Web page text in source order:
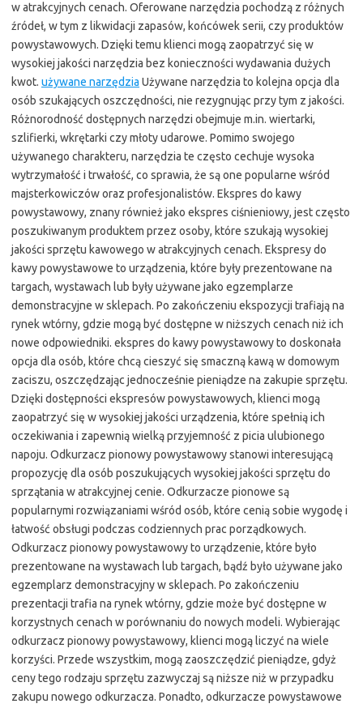
w atrakcyjnych cenach. Oferowane narzędzia pochodzą z różnych
źródeł, w tym z likwidacji zapasów, końcówek serii, czy produktów
powystawowych. Dzięki temu klienci mogą zaopatrzyć się w
wysokiej jakości narzędzia bez konieczności wydawania dużych
kwot. używane narzędzia Używane narzędzia to kolejna opcja dla
osób szukających oszczędności, nie rezygnując przy tym z jakości.
Różnorodność dostępnych narzędzi obejmuje m.in. wiertarki,
szlifierki, wkrętarki czy młoty udarowe. Pomimo swojego
używanego charakteru, narzędzia te często cechuje wysoka
wytrzymałość i trwałość, co sprawia, że są one popularne wśród
majsterkowiczów oraz profesjonalistów. Ekspres do kawy
powystawowy, znany również jako ekspres ciśnieniowy, jest często
poszukiwanym produktem przez osoby, które szukają wysokiej
jakości sprzętu kawowego w atrakcyjnych cenach. Ekspresy do
kawy powystawowe to urządzenia, które były prezentowane na
targach, wystawach lub były używane jako egzemplarze
demonstracyjne w sklepach. Po zakończeniu ekspozycji trafiają na
rynek wtórny, gdzie mogą być dostępne w niższych cenach niż ich
nowe odpowiedniki. ekspres do kawy powystawowy to doskonała
opcja dla osób, które chcą cieszyć się smaczną kawą w domowym
zaciszu, oszczędzając jednocześnie pieniądze na zakupie sprzętu.
Dzięki dostępności ekspresów powystawowych, klienci mogą
zaopatrzyć się w wysokiej jakości urządzenia, które spełnią ich
oczekiwania i zapewnią wielką przyjemność z picia ulubionego
napoju. Odkurzacz pionowy powystawowy stanowi interesującą
propozycję dla osób poszukujących wysokiej jakości sprzętu do
sprzątania w atrakcyjnej cenie. Odkurzacze pionowe są
popularnymi rozwiązaniami wśród osób, które cenią sobie wygodę i
łatwość obsługi podczas codziennych prac porządkowych.
Odkurzacz pionowy powystawowy to urządzenie, które było
prezentowane na wystawach lub targach, bądź było używane jako
egzemplarz demonstracyjny w sklepach. Po zakończeniu
prezentacji trafia na rynek wtórny, gdzie może być dostępne w
korzystnych cenach w porównaniu do nowych modeli. Wybierając
odkurzacz pionowy powystawowy, klienci mogą liczyć na wiele
korzyści. Przede wszystkim, mogą zaoszczędzić pieniądze, gdyż
ceny tego rodzaju sprzętu zazwyczaj są niższe niż w przypadku
zakupu nowego odkurzacza. Ponadto, odkurzacze powystawowe